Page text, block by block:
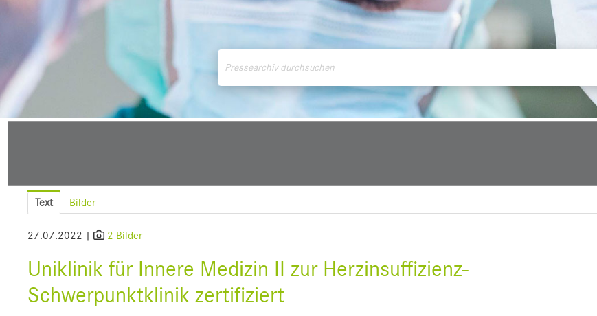
Text Bilder
27.07.2022 | 2 Bilder
Uniklinik für Innere Medizin II zur Herzinsuffizienz-
Schwerpunktklinik zertifiziert